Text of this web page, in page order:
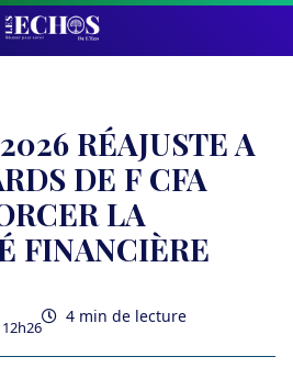
RÉAJUSTE A
DE F CFA
LA
FINANCIÈRE
4 min de lecture